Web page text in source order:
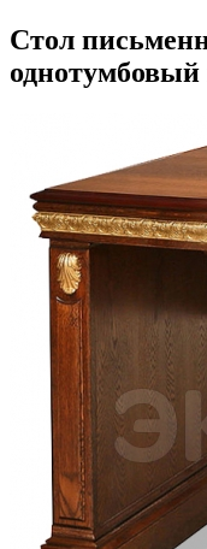
Стол
однотумбовый